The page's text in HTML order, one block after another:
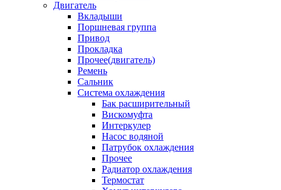
Двигатель
Вкладыши
Поршневая группа
Привод
Прокладка
Прочее(двигатель)
Ремень
Сальник
Система охлаждения
Бак расширительный
Вискомуфта
Интеркулер
Насос водяной
Патрубок охлаждения
Прочее
Радиатор охлаждения
Термостат